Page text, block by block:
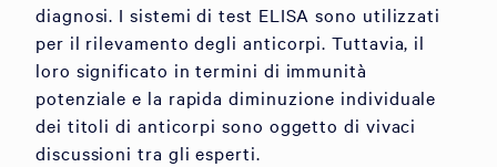
diagnosi. I sistemi di test ELISA sono utilizzati
per il rilevamento degli anticorpi. Tuttavia, il
loro significato in termini di immunità
potenziale e la rapida diminuzione individuale
dei titoli di anticorpi sono oggetto di vivaci
discussioni tra gli esperti.